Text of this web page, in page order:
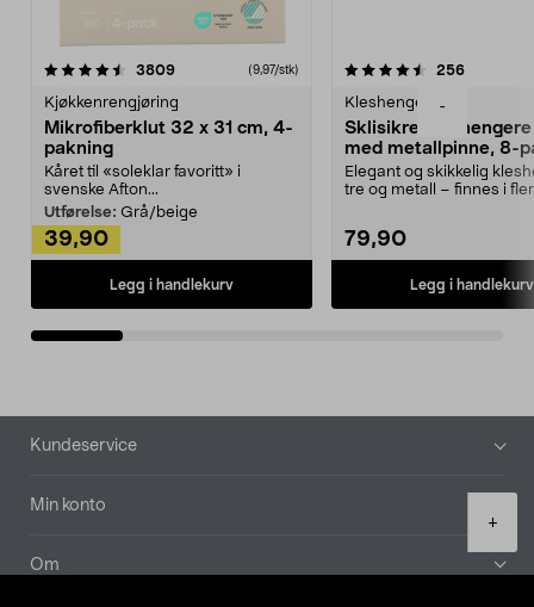
-
+
3809anmeldelser(9,97/stk)
Kjøkkenrengjøring
Mikrofiberklut 32 x 31 cm, 4-
pakning
Kåret til «soleklar favoritt» i
svenske Afton...
Utførelse: Grå/beige
39,90
Legg i handlekurv
4.5av 5 stjerner 256
Kleshengere
Sklisikre
med metallpinne, 8-
Elegant og skikkelig
tre og metall – finnes i
79,90
Legg i handlekurv
4.5av 5 stjerner
Bunntekst
Kundeservice
Min konto
Om